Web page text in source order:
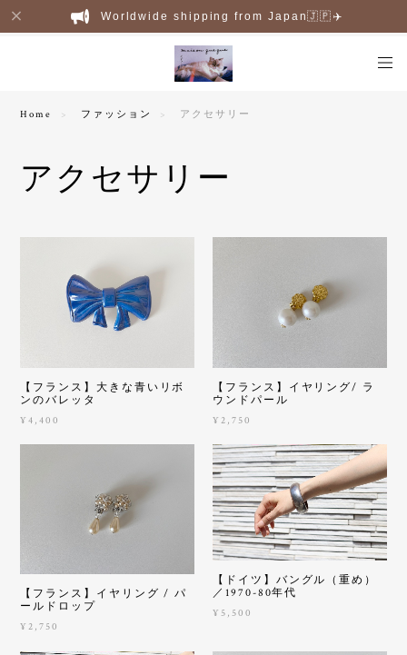
Worldwide shipping from Japan🇯🇵✈️
Home ファッション アクセサリー
アクセサリー
【フランス】大きな青いリボ
ンのバレッタ
¥4,400
【フランス】イヤリング/ ラ
ウンドパール
¥2,750
【フランス】イヤリング / パ
ールドロップ
¥2,750
【ドイツ】バングル（重め）
／1970-80年代
¥5,500